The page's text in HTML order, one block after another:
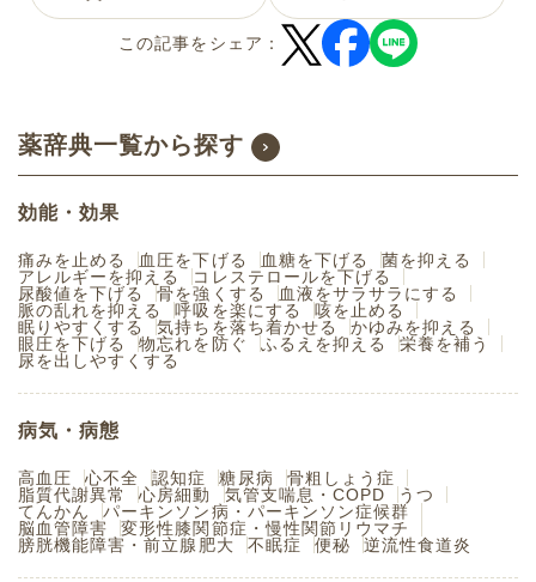
この記事をシェア：
薬辞典一覧から探す
効能・効果
痛みを止める 血圧を下げる 血糖を下げる
菌を抑える
アレルギーを抑える
コレステロールを下げる
尿酸値を下げる
骨を強くする
血液をサラサラにする
脈の乱れを抑える
呼吸を楽にする
咳を止める
眠りやすくする
気持ちを落ち着かせる
かゆみを抑える
眼圧を下げる
物忘れを防ぐ ふるえを抑える
栄養を補う
尿を出しやすくする
病気・病態
高血圧 心不全 認知症 糖尿病
骨粗しょう症
脂質代謝異常
心房細動 気管支喘息・COPD
うつ
てんかん
パーキンソン病・パーキンソン症候群
脳血管障害
変形性膝関節症・慢性関節リウマチ
膀胱機能障害・前立腺肥大
不眠症 便秘 逆流性食道炎